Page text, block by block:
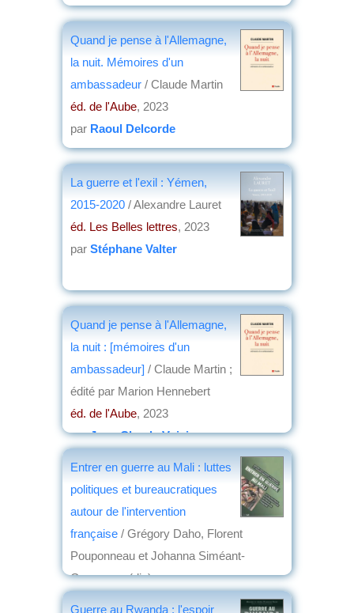
Quand je pense à l'Allemagne,
la nuit. Mémoires d'un
ambassadeur / Claude Martin
éd. de l'Aube, 2023
par Raoul Delcorde
La guerre et l'exil : Yémen,
2015-2020 / Alexandre Lauret
éd. Les Belles lettres, 2023
par Stéphane Valter
Quand je pense à l'Allemagne,
la nuit : [mémoires d'un
ambassadeur] / Claude Martin ;
édité par Marion Hennebert
éd. de l'Aube, 2023
parJean-Claude Voisin
Entrer en guerre au Mali : luttes
politiques et bureaucratiques
autour de l'intervention
française / Grégory Daho, Florent
Pouponneau et Johanna Siméant-
Germanos (dir.)
Guerre au Rwanda : l'espoir